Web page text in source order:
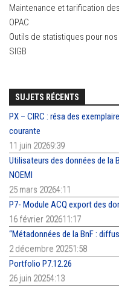
Maintenance et tarification
OPAC
Outils de statistiques pour
SIGB
SUJETS RÉCENTS
PX – CIRC : résa des
courante
11 juin 20269:39
Utilisateurs des données de la
NOEMI
25 mars 20264:11
P7- Module ACQ export des
16 février 202611:17
“Métadonnées de la BnF :
2 décembre 20251:58
Portfolio P7.12.26
26 juin 20254:13